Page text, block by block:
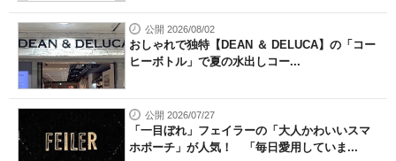
公開 2026/08/02
おしゃれで独特【DEAN ＆ DELUCA】の「コー
ヒーボトル」で夏の水出しコー...
公開 2026/07/27
「一目ぼれ」フェイラーの「大人かわいいスマ
ホポーチ」が人気！ 「毎日愛用していま...